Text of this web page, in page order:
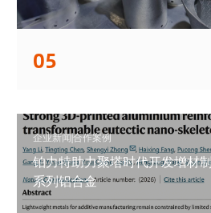
05
企业新闻|合作案例
铂力特助力聚塔时代开发增材
系列铝合金